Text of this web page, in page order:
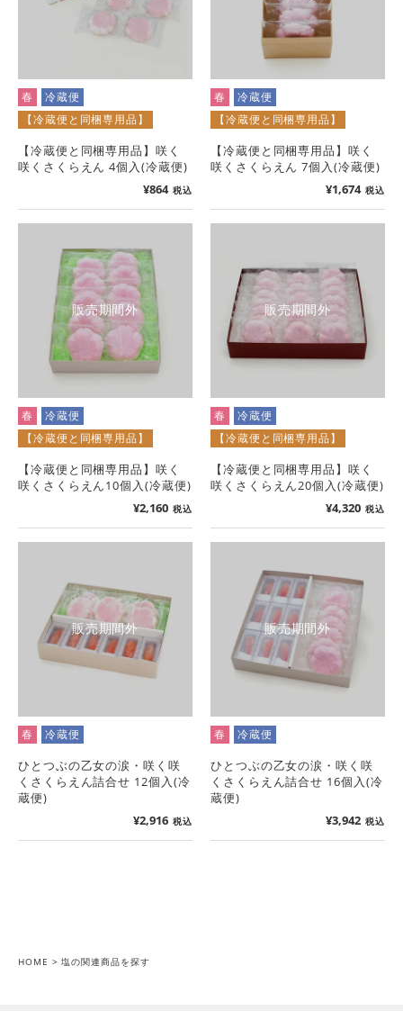
春
冷蔵便
【冷蔵便と同梱専用品】
【冷蔵便と同梱専用品】咲く
咲くさくらえん 4個入(冷蔵便)
¥864 税込
春
冷蔵便
【冷蔵便と同梱専用品】
【冷蔵便と同梱専用品】咲く
咲くさくらえん 7個入(冷蔵便)
¥1,674 税込
販売期間外
春
冷蔵便
【冷蔵便と同梱専用品】
【冷蔵便と同梱専用品】咲く
咲くさくらえん10個入(冷蔵便)
¥2,160 税込
販売期間外
春
冷蔵便
【冷蔵便と同梱専用品】
【冷蔵便と同梱専用品】咲く
咲くさくらえん20個入(冷蔵便)
¥4,320 税込
販売期間外
春 冷蔵便
ひとつぶの乙女の涙・咲く咲
くさくらえん詰合せ 12個入(冷
蔵便)
¥2,916 税込
販売期間外
春 冷蔵便
ひとつぶの乙女の涙・咲く咲
くさくらえん詰合せ 16個入(冷
蔵便)
¥3,942 税込
HOME 塩の関連商品を探す